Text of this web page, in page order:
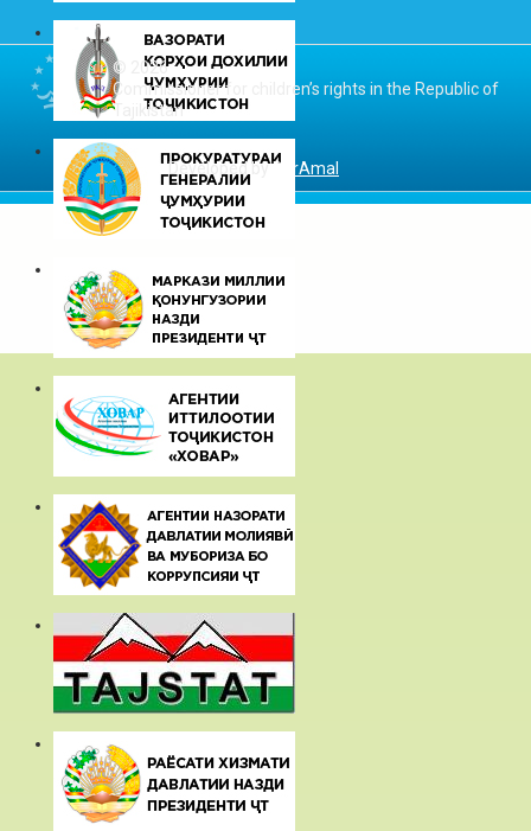
© 2026
Commissioner for children’s rights in the Republic of
Tajikistan
Developed byDarAmal